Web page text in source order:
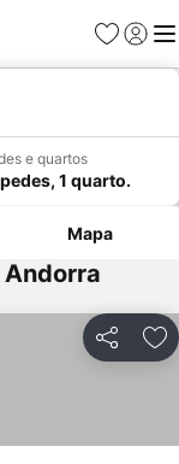
Favoritos
Iniciar
e quartos
1 quarto.
Mapa
Andorra
Partilhar